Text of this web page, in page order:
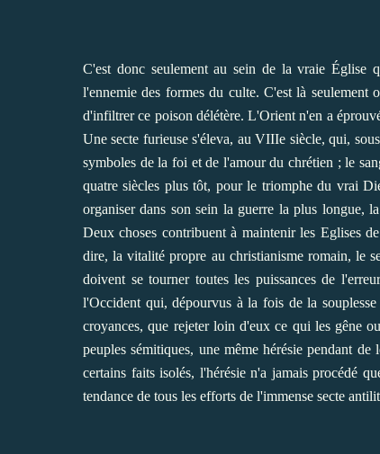
C'est donc seulement au sein de la vraie Église
l'ennemie des formes du culte. C'est là
d'infiltrer ce poison délétère. L'Orient n'en a
Une secte furieuse s'éleva, au VIIIe siècle, qui,
symboles de la foi et de l'amour du chrétien ; le
quatre siècles plus tôt, pour le triomphe du vrai
organiser dans son sein la guerre la plus longue,
Deux choses contribuent à maintenir les Eglises
dire, la vitalité propre au christianisme romain, le
doivent se tourner toutes les puissances de
l'Occident qui, dépourvus à la fois de la
croyances, que rejeter loin d'eux ce qui les gêne
peuples sémitiques, une même hérésie pendant
certains faits isolés, l'hérésie n'a jamais procédé
tendance de tous les efforts de l'immense secte